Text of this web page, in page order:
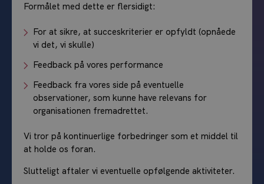
Formålet med dette er flersidigt:
For at sikre, at succeskriterier er opfyldt (opnåede
vi det, vi skulle)
Feedback på vores performance
Feedback fra vores side på eventuelle
observationer, som kunne have relevans for
organisationen fremadrettet.
Vi tror på kontinuerlige forbedringer som et middel til
at holde os foran.
Slutteligt aftaler vi eventuelle opfølgende aktiviteter.